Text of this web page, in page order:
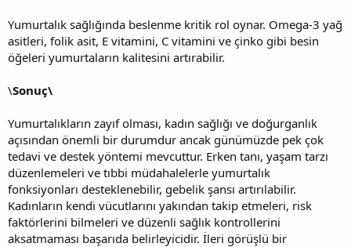
Yumurtalık sağlığında beslenme kritik rol oynar. Omega-3 yağ
asitleri, folik asit, E vitamini, C vitamini ve çinko gibi besin
öğeleri yumurtaların kalitesini artırabilir.
\Sonuç\
Yumurtalıkların zayıf olması, kadın sağlığı ve doğurganlık
açısından önemli bir durumdur ancak günümüzde pek çok
tedavi ve destek yöntemi mevcuttur. Erken tanı, yaşam tarzı
düzenlemeleri ve tıbbi müdahalelerle yumurtalık
fonksiyonları desteklenebilir, gebelik şansı artırılabilir.
Kadınların kendi vücutlarını yakından takip etmeleri, risk
faktörlerini bilmeleri ve düzenli sağlık kontrollerini
aksatmaması başarıda belirleyicidir. İleri görüşlü bir